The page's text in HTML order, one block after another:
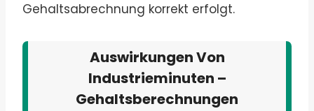
Gehaltsabrechnung korrekt erfolgt.
Auswirkungen Von
Industrieminuten –
Gehaltsberechnungen